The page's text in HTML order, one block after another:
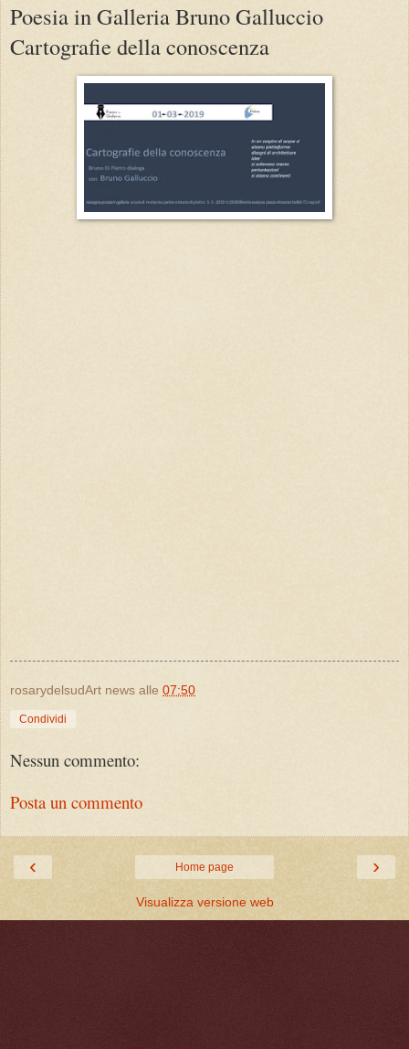
Poesia in Galleria Bruno Galluccio
Cartografie della conoscenza
rosarydelsudArt news alle 07:50
Condividi
Nessun commento:
Posta un commento
‹ ›
Home page
Visualizza versione web